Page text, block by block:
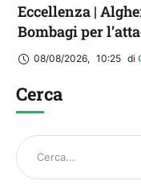
Eccellenza |
Bombagi per
08/08/2026, 10:25 di
Cerca